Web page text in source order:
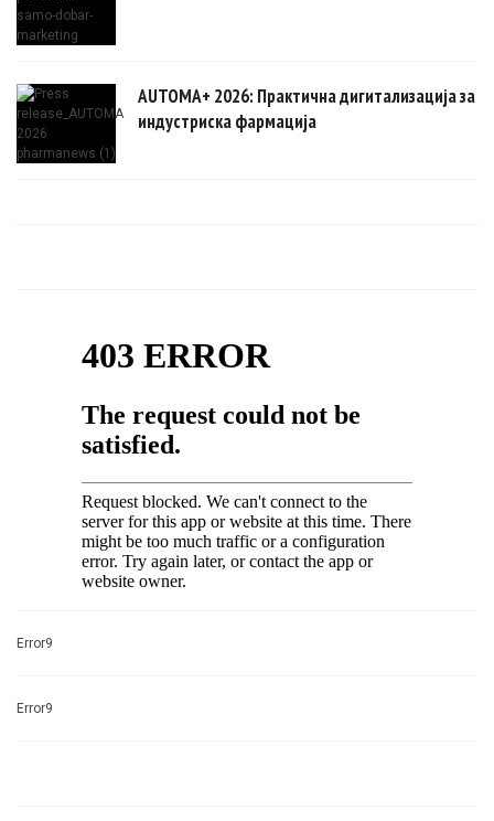
AUTOMA+ 2026: Практична дигитализација за
индустриска фармација
Error9
Error9